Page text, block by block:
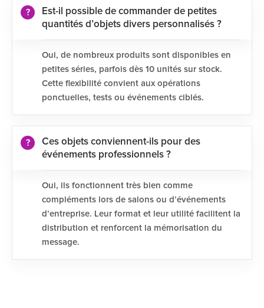
Est-il possible de commander de petites
quantités d’objets divers personnalisés ?
Oui, de nombreux produits sont disponibles en
petites séries, parfois dès 10 unités sur stock.
Cette flexibilité convient aux opérations
ponctuelles, tests ou événements ciblés.
Ces objets conviennent-ils pour des
événements professionnels ?
Oui, ils fonctionnent très bien comme
compléments lors de salons ou d’événements
d’entreprise. Leur format et leur utilité facilitent la
distribution et renforcent la mémorisation du
message.